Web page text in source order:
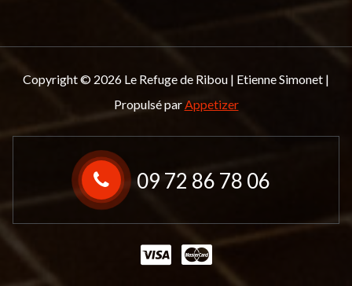
Copyright © 2026 Le Refuge de Ribou | Etienne Simonet |
Propulsé parAppetizer
09 72 86 78 06